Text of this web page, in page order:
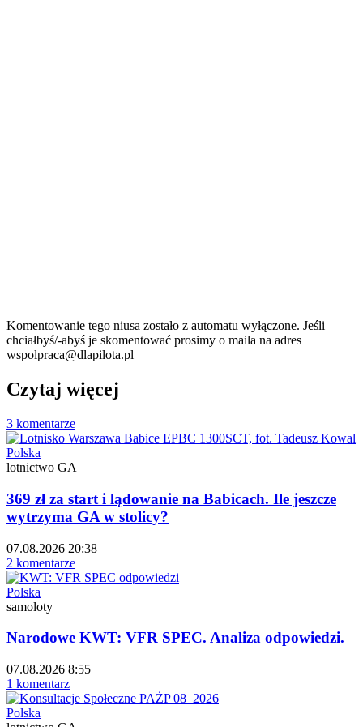
Komentowanie tego niusa zostało z automatu wyłączone. Jeśli
chciałbyś/-abyś je skomentować prosimy o maila na adres
wspolpraca@dlapilota.pl
Czytaj więcej
3 komentarze
Polska
lotnictwo GA
369 zł za start i lądowanie na Babicach. Ile jeszcze
wytrzyma GA w stolicy?
07.08.2026 20:38
2 komentarze
Polska
samoloty
Narodowe KWT: VFR SPEC. Analiza odpowiedzi.
07.08.2026 8:55
1 komentarz
Polska